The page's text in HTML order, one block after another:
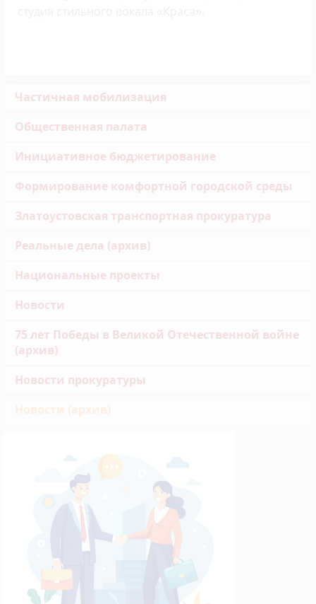
Частичная мобилизация
Общественная палата
Инициативное бюджетирование
Формирование комфортной городской среды
Златоустовская транспортная прокуратура
Реальные дела (архив)
Национальные проекты
Новости
75 лет Победы в Великой Отечественной войне
(архив)
Новости прокуратуры
Новости (архив)